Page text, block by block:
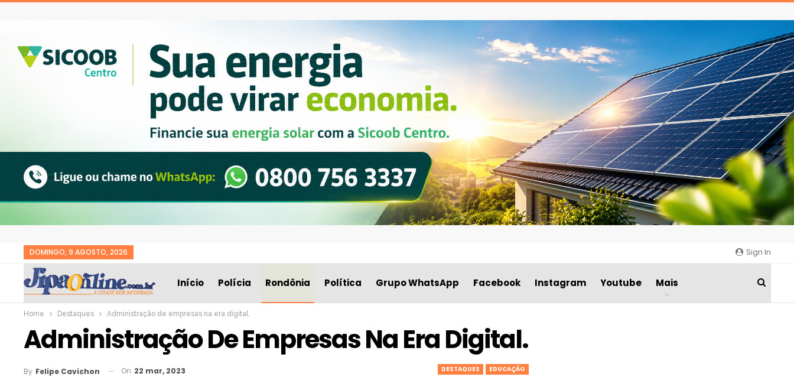
Sign In
DOMINGO, 9 AGOSTO, 2026
Início Polícia Rondônia Política Grupo WhatsApp Facebook Instagram Youtube Mais
Home Destaques Administração de empresas na era digital.
Administração De Empresas Na Era Digital.
DESTAQUES EDUCAÇÃO
By Felipe Cavichon On 22 mar, 2023